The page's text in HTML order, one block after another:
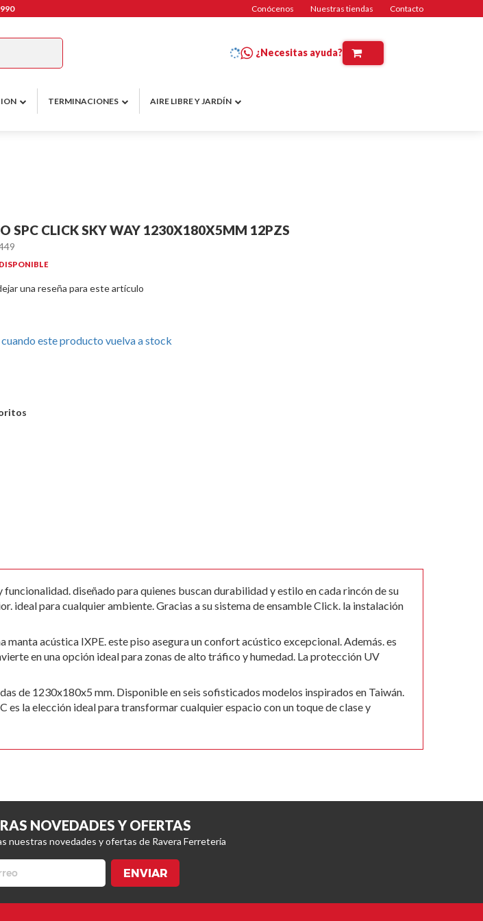
Conócenos Nuestras tiendas Contacto
¿Necesitas ayuda?
TERMINACIONES AIRE LIBRE Y JARDÍN
SPC CLICK SKY WAY 1230X180X5MM 12PZS
una reseña para este artículo
este producto vuelva a stock
diseñado para quienes buscan durabilidad y estilo en cada rincón de su
ideal para cualquier ambiente. Gracias a su sistema de ensamble Click. la instalación
manta acústica IXPE. este piso asegura un confort acústico excepcional. Además. es
en una opción ideal para zonas de alto tráfico y humedad. La protección UV
de 1230x180x5 mm. Disponible en seis sofisticados modelos inspirados en Taiwán.
la elección ideal para transformar cualquier espacio con un toque de clase y
NOVEDADES Y OFERTAS
nuestras novedades y ofertas de Ravera Ferretería
ENVIAR